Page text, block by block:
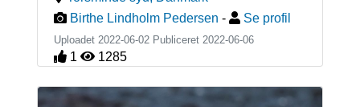
Birthe Lindholm Pedersen - Se profil
Uploadet 2022-06-02 Publiceret 2022-06-06
1 1285